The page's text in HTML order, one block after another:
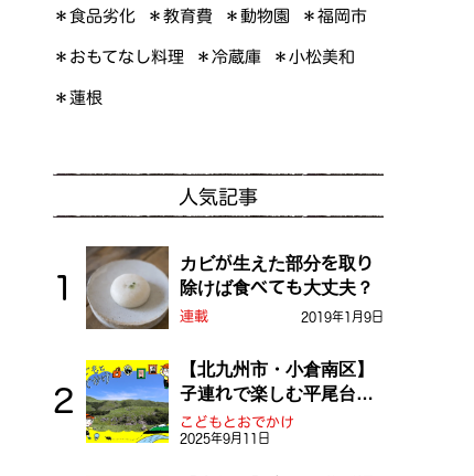
＊食品劣化 ＊教育費 ＊動物園 ＊福岡市
＊おもてなし料理 ＊冷蔵庫 ＊小松美和
＊蓮根
人気記事
カビが生えた部分を取り
除けば食べても大丈夫？
連載 2019年1月9日
【北九州市・小倉南区】
子連れで楽しむ平尾台！
ふしぎな草原や千仏鍾乳
洞を探検しよう！
こどもとおでかけ
2025年9月11日